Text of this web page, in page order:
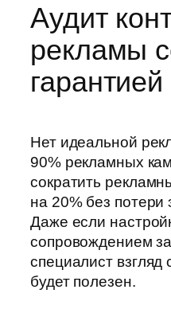
Аудит
рекламы
Нет идеальной
90% рекламных
сократить
на 20% без
Даже если
сопровождением
специалист взгляд
будет полезен.